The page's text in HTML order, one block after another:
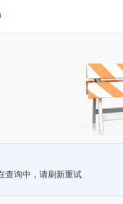
查询中，请刷新重试